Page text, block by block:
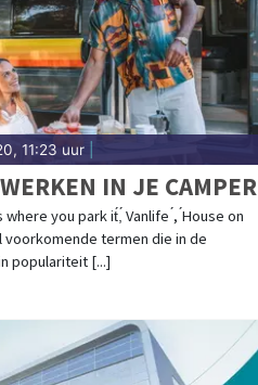
11:23 uur|
IN JE CAMPER
where you park it́,́ Vanlife ́, ́House on
voorkomende termen die in de
populariteit [...]